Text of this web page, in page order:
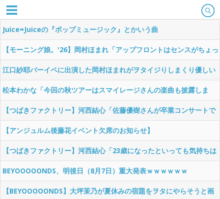
Juice=Juiceの『ポップミュージック』とかいう曲
【モーニング娘。'26】岡村ほまれ「アップフロントはセンスがちょっ
とズレてる『あ、これ選ぶんだぁ』みたいな。事務所の悪口ではなく
斬新って意味」
江口紗耶バーイベに出演した岡村ほまれがヲタイジりしまくり優しい
世界のBEYOOOOONDSに対し厳しい世界のモーニング娘。と言い放
つ
松本わかな「今回の秋ツアーはスマイレージさんの楽曲も披露しま
す！嬉しすぎる！楽しみすぎる！」
【つばきファクトリー】河西結心「佐藤優樹さんが卒業コンサートで
歌っていた『笑顔の君は太陽さ』が今でも思い出に残っていて」
【アンジュルム後藤花イベント欠席のお知らせ】
【つばきファクトリー】河西結心「23歳になったといっても気持ちは
まだ18歳くらい」→福田真琳のツッコミが秀逸
BEYOOOOONDS、明後日（8月7日）重大発表ｗｗｗｗｗｗ
【BEYOOOOONDS】大坪茉乃が夏休みの宿題をヲタにやらそうと画